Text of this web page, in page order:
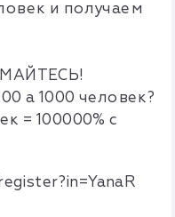
и получаем
а 1000 человек?
= 100000% с